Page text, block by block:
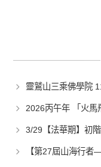
靈鷲山三乘佛學院
2026丙午年 「火馬
3/29【法華期】初
【第27屆山海行